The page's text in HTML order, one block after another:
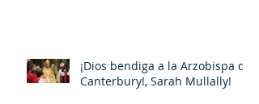
¡Dios bendiga a la Arzobispa de
Canterbury!, Sarah Mullally!